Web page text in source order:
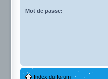
Mot de passe:
Index du forum